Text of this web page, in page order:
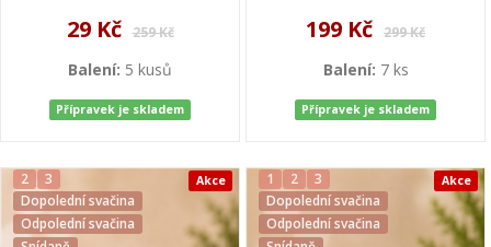
29 Kč 259 Kč
Balení: 5 kusů
Přípravek je skladem
199 Kč 299 Kč
Balení: 7 ks
Přípravek je skladem
2
3
Dopolední svačina
Odpolední svačina
Akce 1 2
3
Dopolední svačina
Odpolední svačina
Akce